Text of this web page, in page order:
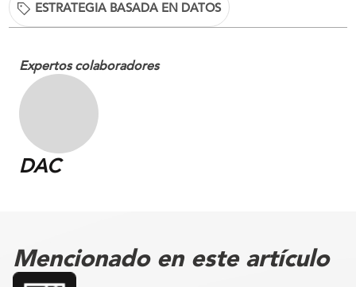
ESTRATEGIA BASADA EN DATOS
Expertos colaboradores
DAC
Mencionado en este artículo